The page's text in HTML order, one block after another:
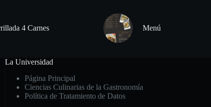
4 Carnes Menú
La Universidad
Página Principal
Ciencias Culinarias de la Gastronomía
Política de Tratamiento de Datos